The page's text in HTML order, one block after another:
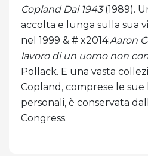
Copland Dal 1943(1989).
accolta e lunga sulla sua
nel 1999 & # x2014;Aaron
lavoro di un uomo non
Pollack. E una vasta
Copland, comprese le
personali, è conservata
Congress.